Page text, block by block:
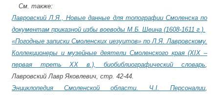
См. также:
Лавровский Л.Я., Новые данные для топографии Смоленска по
документам приказной избы воеводы М.Б. Шеина (1608-1611 г.).
«Погодные записки Смоленских иезуитов» по Л.Я. Лавровскому.
Коллекционеры и музейные деятели Смоленского края (XIX –
первая треть XX в.), биобиблиографический словарь
Лавровский Лавр Яковлевич, стр. 42-44.
Энциклопедия Смоленской области. Ч.I. Персоналии